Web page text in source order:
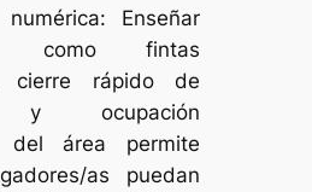
Enseñar
como fintas
cierre rápido de
y ocupación
del área permite
as puedan